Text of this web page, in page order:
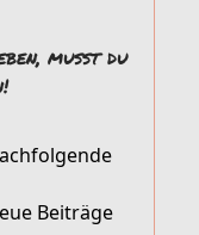
musst du
Beiträge